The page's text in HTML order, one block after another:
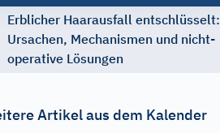
Erblicher Haarausfall entschlüsselt:
Ursachen, Mechanismen und nicht-
operative Lösungen
Artikel aus dem Kalender